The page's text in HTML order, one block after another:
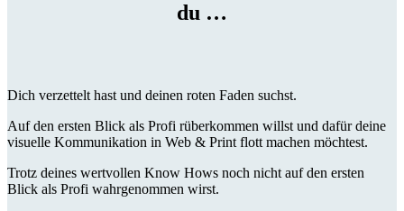
du …
Dich verzettelt hast und deinen roten Faden suchst.
Auf den ersten Blick als Profi rüberkommen willst und dafür deine
visuelle Kommunikation in Web & Print flott machen möchtest.
Trotz deines wertvollen Know Hows noch nicht auf den ersten
Blick als Profi wahrgenommen wirst.